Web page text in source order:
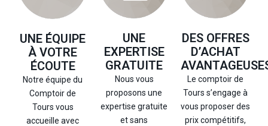
UNE ÉQUIPE
À VOTRE
ÉCOUTE
Notre équipe du
Comptoir de
Tours vous
accueille avec
UNE
EXPERTISE
GRATUITE
Nous vous
proposons une
expertise gratuite
et sans
DES OFFRES
D’ACHAT
Le comptoir de
Tours s’engage à
vous proposer des
prix compétitifs,